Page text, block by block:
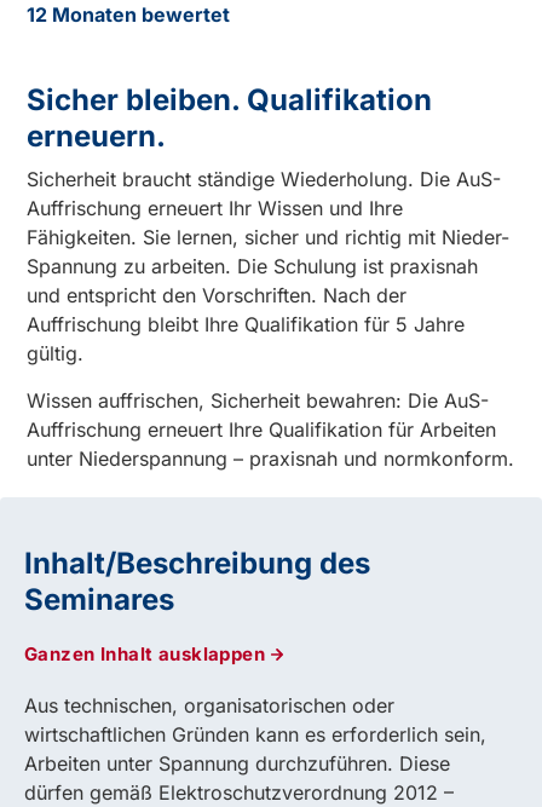
12 Monaten bewertet
Sicher bleiben. Qualifikation
erneuern.
Sicherheit braucht ständige Wiederholung. Die AuS-
Auffrischung erneuert Ihr Wissen und Ihre
Fähigkeiten. Sie lernen, sicher und richtig mit Nieder-
Spannung zu arbeiten. Die Schulung ist praxisnah
und entspricht den Vorschriften. Nach der
Auffrischung bleibt Ihre Qualifikation für 5 Jahre
gültig.
Wissen auffrischen, Sicherheit bewahren: Die AuS-
Auffrischung erneuert Ihre Qualifikation für Arbeiten
unter Niederspannung – praxisnah und normkonform.
Inhalt/Beschreibung des
Seminares
Ganzen Inhalt ausklappen
Aus technischen, organisatorischen oder
wirtschaftlichen Gründen kann es erforderlich sein,
Arbeiten unter Spannung durchzuführen. Diese
dürfen gemäß Elektroschutzverordnung 2012 –